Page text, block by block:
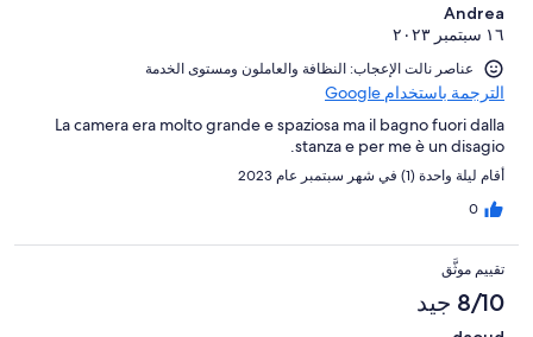
Andrea
١٦ سبتمبر ٢٠٢٣
عناصر نالت الإعجاب: ⁦النظافة⁩ و⁦العاملون ومستوى الخدمة⁩
الترجمة باستخدام Google
La camera era molto grande e spaziosa ma il bagno fuori dalla
stanza e per me è un disagio.
أقام ليلة واحدة (1) في شهر سبتمبر عام 2023
0
تقييم موثَّق
8/10 جيد